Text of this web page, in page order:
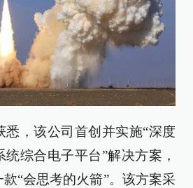
悉，该公司首创并实施“深度
综合电子平台”解决方案，
“会思考的火箭”。该方案采